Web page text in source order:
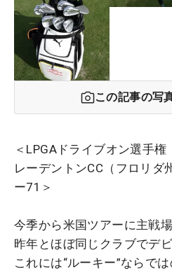
この記事の写
＜LPGAドライブオン選
レーデントンCC（フロリ
ー71＞
今季から米国ツアーに主戦
昨年とほぼ同じクラブでデ
これには“ルーキー”ならでは